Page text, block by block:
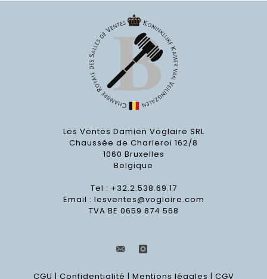
Les Ventes Damien Voglaire SRL
Chaussée de Charleroi 162/8
1060 Bruxelles
Belgique
Tel : +32.2.538.69.17
Email : lesventes@voglaire.com
TVA BE 0659 874 568
CGU | Confidentialité | Mentions légales | CGV